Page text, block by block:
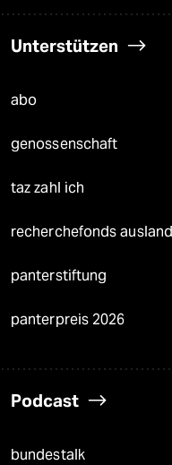
Unterstützen
abo
genossenschaft
taz zahl ich
recherchefonds ausland
panterstiftung
panterpreis 2026
Podcast
bundestalk